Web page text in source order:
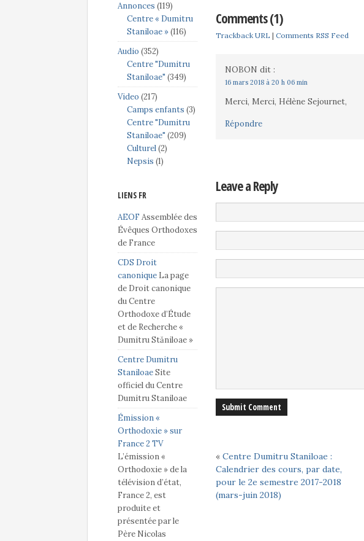
Comments (1)
Trackback URL |Comments RSS Feed
NOBON dit :
16 mars 2018 à 20 h 06 min
Merci, Merci, Hélène Sejournet,
Répondre
Leave a Reply
«Centre Dumitru Staniloae :
Calendrier des cours, par date,
pour le 2e semestre 2017-2018
(mars-juin 2018)
Annonces (119)
Centre « Dumitru
Staniloae »(116)
Audio (352)
Centre "Dumitru
Staniloae" (349)
Video (217)
Camps enfants (3)
Centre "Dumitru
Staniloae" (209)
Culturel(2)
Nepsis (1)
LIENS FR
AEOF Assemblée des
Évêques Orthodoxes
de France
CDS Droit
canonique La page
de Droit canonique
du Centre
Orthodoxe d’Étude
et de Recherche «
Dumitru Stăniloae »
Centre Dumitru
StaniloaeSite
officiel du Centre
Dumitru Staniloae
Émission «
Orthodoxie » sur
France 2 TV
L’émission «
Orthodoxie » de la
télévision d’état,
France 2, est
produite et
présentée par le
Père Nicolas